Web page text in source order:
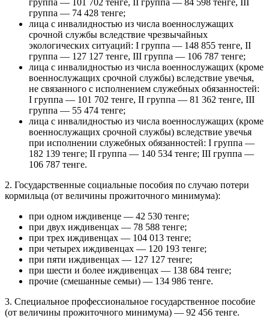
группа — 74 428 тенге;
лица с инвалидностью из числа военнослужащих
срочной службы вследствие чрезвычайных
экологических ситуаций: I группа — 148 855 тенге, II
группа — 127 127 тенге, III группа — 106 787 тенге;
лица с инвалидностью из числа военнослужащих (кроме
военнослужащих срочной службы) вследствие увечья,
не связанного с исполнением служебных обязанностей:
I группа — 101 702 тенге, II группа — 81 362 тенге, III
группа — 55 474 тенге;
лица с инвалидностью из числа военнослужащих (кроме
военнослужащих срочной службы) вследствие увечья
при исполнении служебных обязанностей: I группа —
182 139 тенге; II группа — 140 534 тенге; III группа —
106 787 тенге.
2. Государственные социальные пособия по случаю потери
кормильца (от величины прожиточного минимума):
при одном иждивенце — 42 530 тенге;
при двух иждивенцах — 78 588 тенге;
при трех иждивенцах — 104 013 тенге;
при четырех иждивенцах — 120 193 тенге;
при пяти иждивенцах — 127 127 тенге;
при шести и более иждивенцах — 138 684 тенге;
прочие (смешанные семьи) — 134 986 тенге.
3. Специальное профессиональное государственное пособие
(от величины прожиточного минимума) — 92 456 тенге.